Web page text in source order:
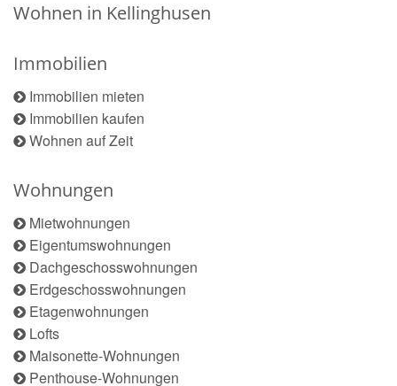
Wohnen in Kellinghusen
Immobilien
Immobilien mieten
Immobilien kaufen
Wohnen auf Zeit
Wohnungen
Mietwohnungen
Eigentumswohnungen
Dachgeschosswohnungen
Erdgeschosswohnungen
Etagenwohnungen
Lofts
Maisonette-Wohnungen
Penthouse-Wohnungen